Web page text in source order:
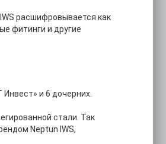
расшифровывается как
фитинги и другие
и 6 дочерних.
стали. Так
Neptun IWS,